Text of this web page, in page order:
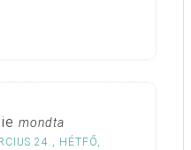
mondta
24., HÉTFŐ,